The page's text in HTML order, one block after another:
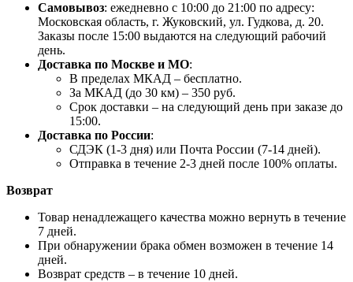
Самовывоз: ежедневно с 10:00 до 21:00 по адресу:
Московская область, г. Жуковский, ул. Гудкова, д. 20.
Заказы после 15:00 выдаются на следующий рабочий
день.
Доставка по Москве и МО:
В пределах МКАД – бесплатно.
За МКАД (до 30 км) – 350 руб.
Срок доставки – на следующий день при заказе до
15:00.
Доставка по России:
СДЭК (1-3 дня) или Почта России (7-14 дней).
Отправка в течение 2-3 дней после 100% оплаты.
Возврат
Товар ненадлежащего качества можно вернуть в течение
7 дней.
При обнаружении брака обмен возможен в течение 14
дней.
Возврат средств – в течение 10 дней.